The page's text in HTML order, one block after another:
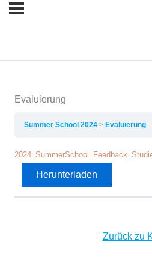
Evaluierung
Summer School 2024 Evaluierung
Herunterladen
Zurück zu